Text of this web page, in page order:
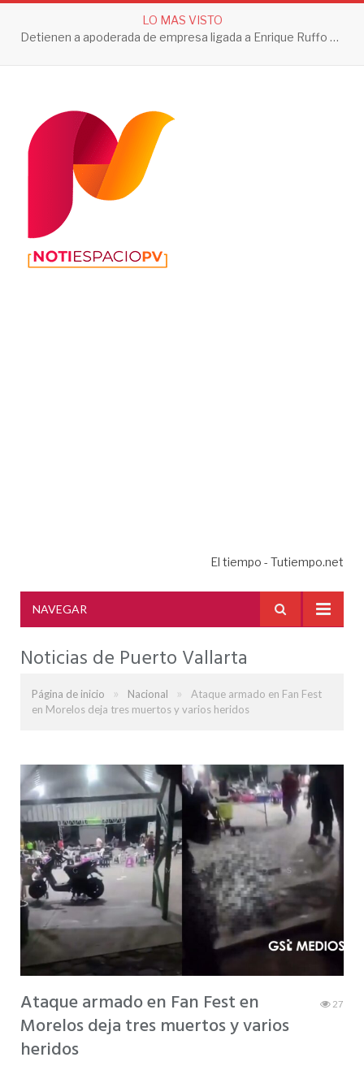
LO MAS VISTO
Detienen a apoderada de empresa ligada a Enrique Ruffo por investigación de Huachicol Fiscal
El tiempo - Tutiempo.net
NAVEGAR
Noticias de Puerto Vallarta
Página de inicio » Nacional »
Ataque armado en Fan Fest
en Morelos deja tres muertos y varios heridos
Ataque armado en Fan Fest en
Morelos deja tres muertos y varios
heridos
27